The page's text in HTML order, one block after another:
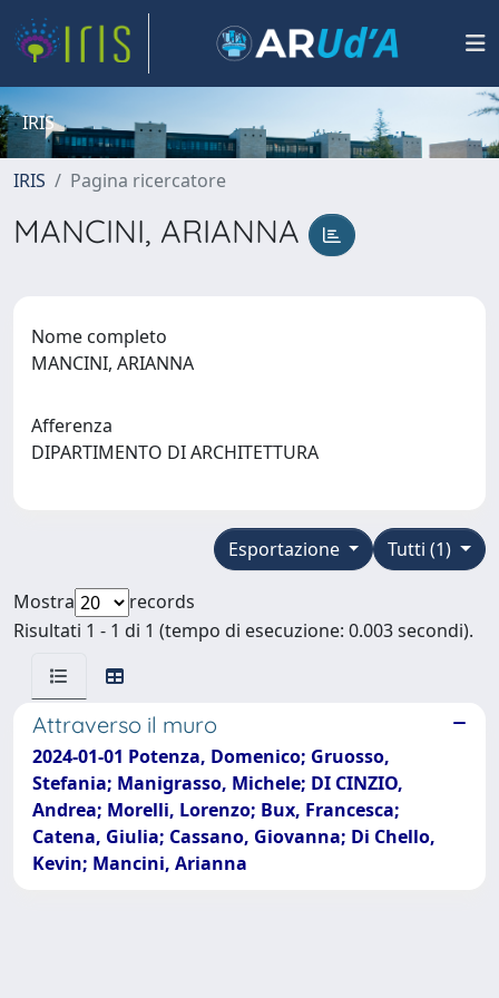
IRIS
IRIS Pagina ricercatore
MANCINI, ARIANNA
Nome completo
MANCINI, ARIANNA
Afferenza
DIPARTIMENTO DI ARCHITETTURA
Tutti (1)
Esportazione
Mostra
records
Risultati 1 - 1 di 1 (tempo di esecuzione: 0.003 secondi).
Attraverso il muro
2024-01-01 Potenza, Domenico; Gruosso,
Stefania; Manigrasso, Michele; DI CINZIO,
Andrea; Morelli, Lorenzo; Bux, Francesca;
Catena, Giulia; Cassano, Giovanna; Di Chello,
Kevin; Mancini, Arianna